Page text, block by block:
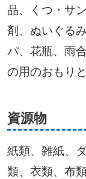
品、くつ・サ
剤、ぬいぐる
パ、花瓶、雨
の用のおもり
資源物
紙類、雑紙、
類、衣類、布